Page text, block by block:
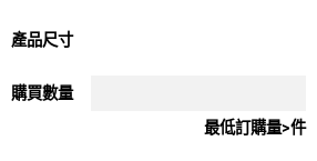
產品尺寸
購買數量
最低訂購量>件